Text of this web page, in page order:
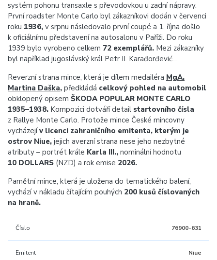
systém pohonu transaxle s převodovkou u zadní nápravy.
První roadster Monte Carlo byl zákazníkovi dodán v červenci
roku 1936, v srpnu následovalo první coupé a 1. října došlo
k oficiálnímu představení na autosalonu v Paříži. Do roku
1939 bylo vyrobeno celkem 72 exemplářů. Mezi zákazníky
byl například jugoslávský král Petr II. Karađorđević…
Reverzní strana mince, která je dílem medailéra MgA.
Martina Daška, předkládá celkový pohled na automobil
obklopený opisem ŠKODA POPULAR MONTE CARLO
1935–1938. Kompozici dotváří detail startovního čísla
z Rallye Monte Carlo. Protože mince České mincovny
vycházejív licenci zahraničního emitenta, kterým je
ostrov Niue, jejich averzní strana nese jeho nezbytné
atributy – portrét krále Karla III., nominální hodnotu
10 DOLLARS (NZD) a rok emise 2026.
Pamětní mince, která je uložena do tematického balení,
vychází v nákladu čítajícím pouhých 200 kusů číslovaných
na hraně.
Číslo 76900-631
Emitent Niue